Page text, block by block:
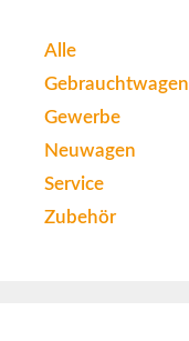
Alle
Gebrauchtwagen
Gewerbe
Neuwagen
Service
Zubehör